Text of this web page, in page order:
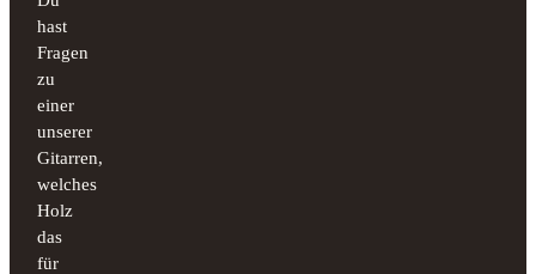
hast
Fragen
zu
einer
unserer
Gitarren,
welches
Holz
das
für